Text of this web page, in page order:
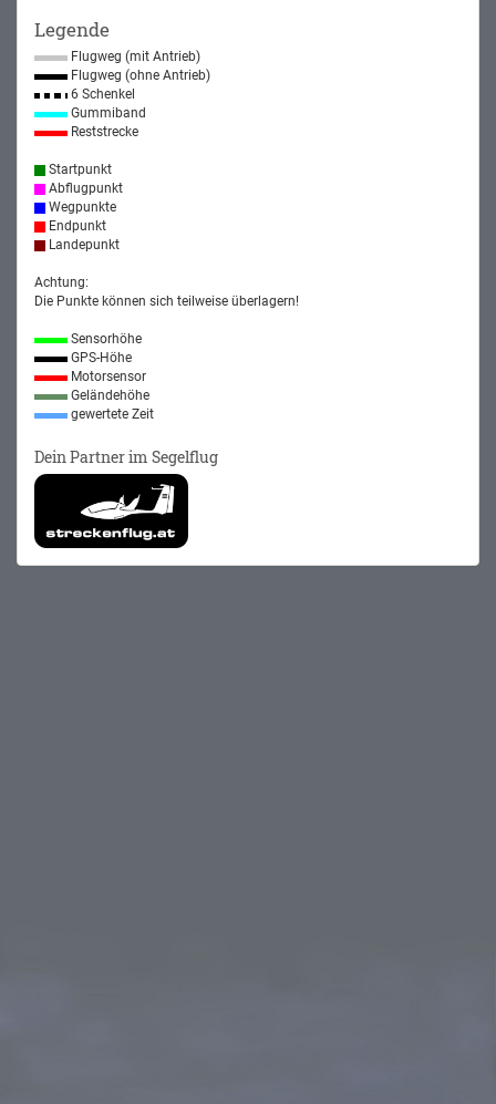
Legende
Flugweg (mit Antrieb)
Flugweg (ohne Antrieb)
6 Schenkel
Gummiband
Reststrecke
Startpunkt
Abflugpunkt
Wegpunkte
Endpunkt
Landepunkt
Achtung:
Die Punkte können sich teilweise überlagern!
Sensorhöhe
GPS-Höhe
Motorsensor
Geländehöhe
gewertete Zeit
Dein Partner im Segelflug